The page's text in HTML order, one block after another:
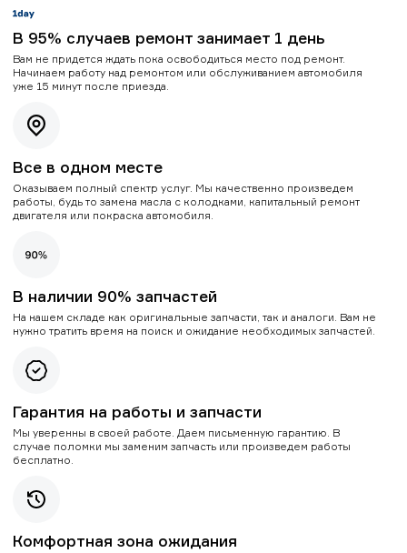
В 95% случаев ремонт занимает 1 день
Вам не придется ждать пока освободиться место под ремонт.
Начинаем работу над ремонтом или обслуживанием автомобиля
уже 15 минут после приезда.
Все в одном месте
Оказываем полный спектр услуг. Мы качественно произведем
работы, будь то замена масла с колодками, капитальный ремонт
двигателя или покраска автомобиля.
В наличии 90% запчастей
На нашем складе как оригинальные запчасти, так и аналоги. Вам не
нужно тратить время на поиск и ожидание необходимых запчастей.
Гарантия на работы и запчасти
Мы уверенны в своей работе. Даем письменную гарантию. В
случае поломки мы заменим запчасть или произведем работы
бесплатно.
Комфортная зона ожидания